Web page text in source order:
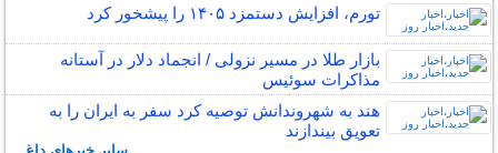
تورم، افزایش دستمزد ۱۴۰۵ را پیشخور کرد
بازار طلا در مسیر نزولی / انجماد دلار در آستانه
مذاکرات سوئیس
هند به شهروندانش توصیه کرد سفر به ایران را به
تعویق بیندازند